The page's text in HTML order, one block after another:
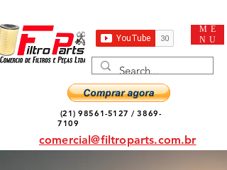
ME
NU
(21) 98561-5127 /3869-
7109
comercial@filtroparts.com.br